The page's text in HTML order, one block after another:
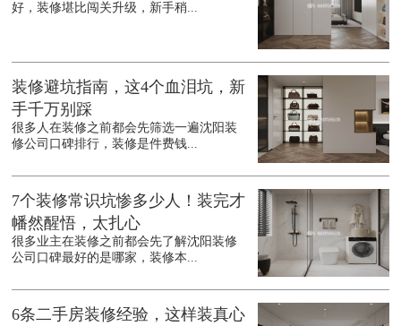
好，装修堪比闯关升级，新手稍...
装修避坑指南，这4个血泪坑，新
手千万别踩
很多人在装修之前都会先筛选一遍沈阳装
修公司口碑排行，装修是件费钱...
7个装修常识坑惨多少人！装完才
幡然醒悟，太扎心
很多业主在装修之前都会先了解沈阳装修
公司口碑最好的是哪家，装修本...
6条二手房装修经验，这样装真心